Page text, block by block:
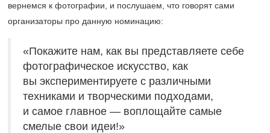
вернемся к фотографии, и послушаем, что говорят сами
организаторы про данную номинацию:
«Покажите нам, как вы представляете себе
фотографическое искусство, как
вы экспериментируете с различными
техниками и творческими подходами,
и самое главное — воплощайте самые
смелые свои идеи!»